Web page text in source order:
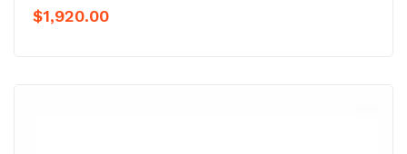
$1,920.00